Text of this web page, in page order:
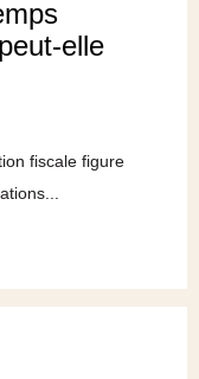
elle
fiscale figure